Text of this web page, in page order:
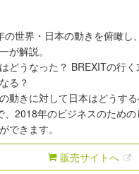
の世界・日本の動きを俯瞰し
が解説。
どうなった？ BREXITの行
る？
動きに対して日本はどうする
、2018年のビジネスのため
できます。
販売サイトへ